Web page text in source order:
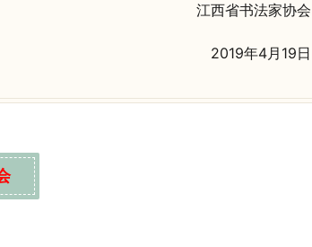
江西省书法家协会
2019年4月19日